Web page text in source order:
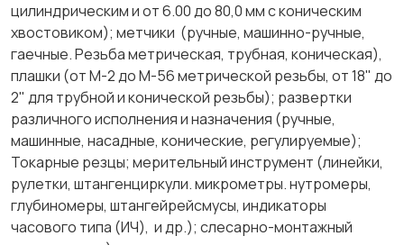
цилиндрическим и от 6.00 до 80,0 мм с коническим
хвостовиком); метчики (ручные, машинно-ручные,
гаечные. Резьба метрическая, трубная, коническая),
плашки (от М-2 до М-56 метрической резьбы, от 18" до
2" для трубной и конической резьбы); развертки
различного исполнения и назначения (ручные,
машинные, насадные, конические, регулируемые);
Токарные резцы; мерительный инструмент (линейки,
рулетки, штангенциркули. микрометры. нутромеры,
глубиномеры, штангейрейсмусы, индикаторы
часового типа (ИЧ), и др.); слесарно-монтажный